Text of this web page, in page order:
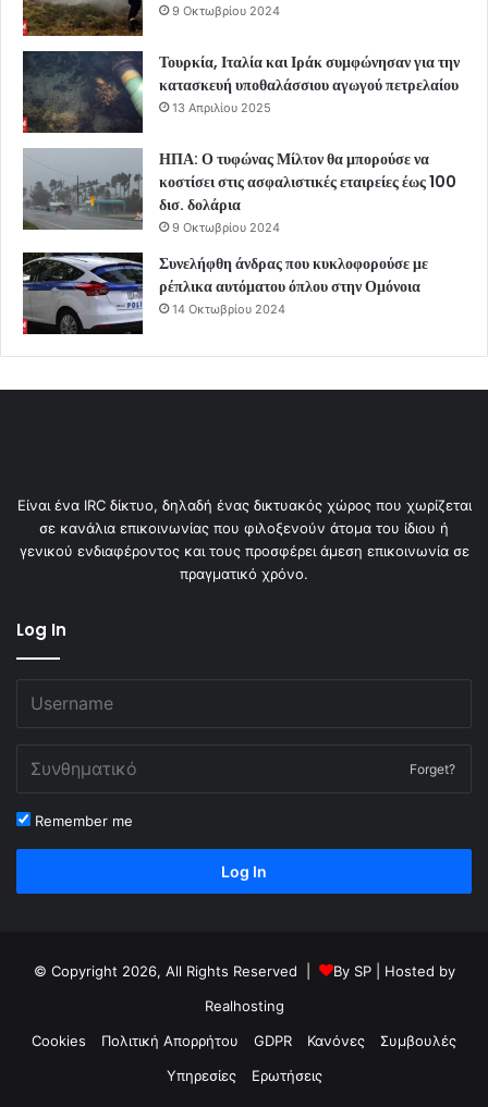
9 Οκτωβρίου 2024
Τουρκία, Ιταλία και Ιράκ συμφώνησαν για την
κατασκευή υποθαλάσσιου αγωγού πετρελαίου
13 Απριλίου 2025
ΗΠΑ: Ο τυφώνας Μίλτον θα μπορούσε να
κοστίσει στις ασφαλιστικές εταιρείες έως 100
δισ. δολάρια
9 Οκτωβρίου 2024
Συνελήφθη άνδρας που κυκλοφορούσε με
ρέπλικα αυτόματου όπλου στην Ομόνοια
14 Οκτωβρίου 2024
Είναι ένα IRC δίκτυο, δηλαδή ένας δικτυακός χώρος που χωρίζεται
σε κανάλια επικοινωνίας που φιλοξενούν άτομα του ίδιου ή
γενικού ενδιαφέροντος και τους προσφέρει άμεση επικοινωνία σε
πραγματικό χρόνο.
Log In
Forget?
Remember me
Log In
© Copyright 2026, All Rights Reserved | By SP| Hosted by
Realhosting
Cookies
Πολιτική Απορρήτου GDPR Κανόνες
Συμβουλές
Υπηρεσίες
Ερωτήσεις